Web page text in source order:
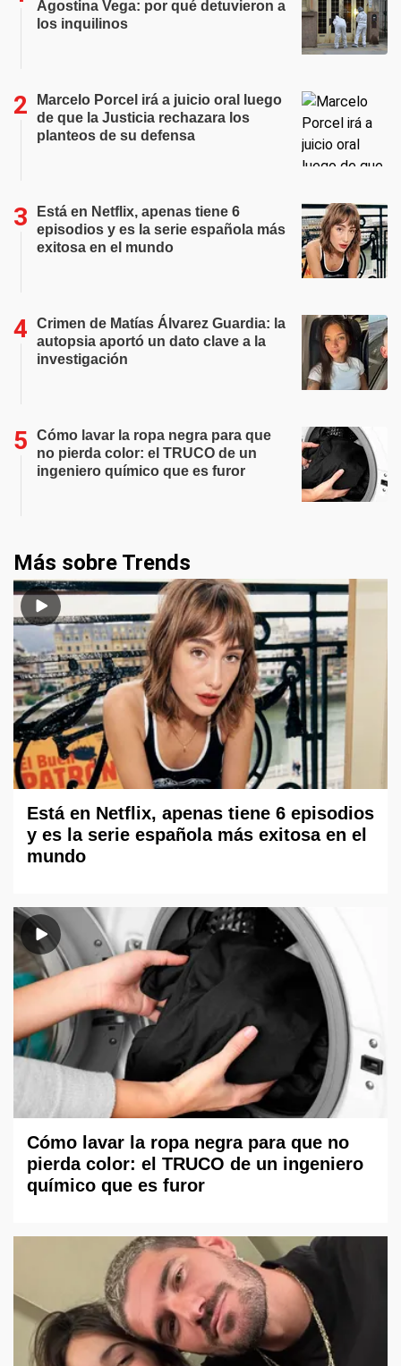
Agostina Vega: por qué detuvieron a
los inquilinos
Marcelo Porcel irá a juicio oral luego
de que la Justicia rechazara los
planteos de su defensa
Está en Netflix, apenas tiene 6
episodios y es la serie española más
exitosa en el mundo
Crimen de Matías Álvarez Guardia: la
autopsia aportó un dato clave a la
investigación
Cómo lavar la ropa negra para que
no pierda color: el TRUCO de un
ingeniero químico que es furor
Más sobre Trends
Está en Netflix, apenas tiene 6 episodios
y es la serie española más exitosa en el
mundo
Cómo lavar la ropa negra para que no
pierda color: el TRUCO de un ingeniero
químico que es furor